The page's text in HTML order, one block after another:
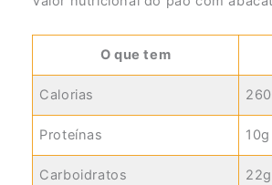
O que tem
Calorias
Proteínas 10g
Carboidratos 22g